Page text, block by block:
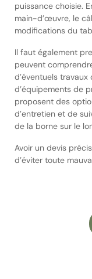
puissance choisie.
main-d’œuvre, le
modifications du
Il faut également
peuvent
d’éventuels
d’équipements de
proposent des
d’entretien et de
de la borne sur le
Avoir un devis
d’éviter toute